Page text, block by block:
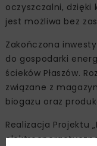
oczyszczalni,
jest możliwa bez
Zakończona
do gospodarki
ścieków Płaszów.
związane z
biogazu oraz
Realizacja Projektu